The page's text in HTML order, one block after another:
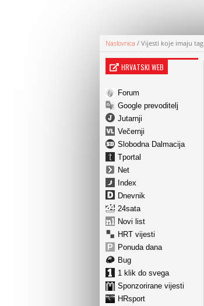
Naslovnica / Vijesti koje imaju tag
HRVATSKI WEB
Forum
Google prevoditelj
Jutarnji
Večernji
Slobodna Dalmacija
Tportal
Net
Index
Dnevnik
24sata
Novi list
HRT vijesti
Ponuda dana
Bug
1 klik do svega
Sponzorirane vijesti
HRsport